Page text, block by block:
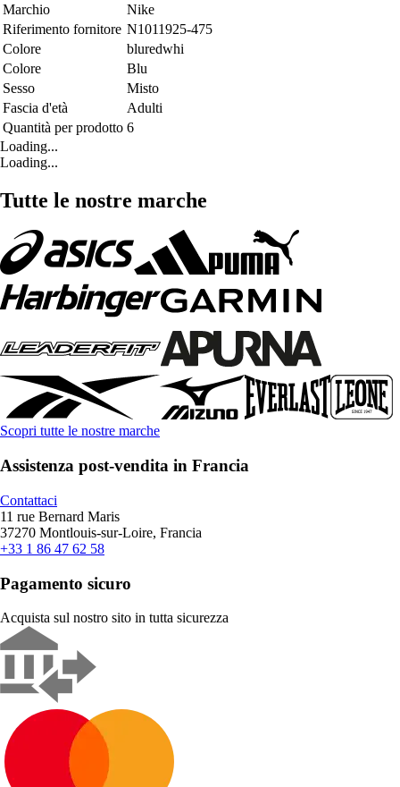
Marchio
Nike
Riferimento fornitore N1011925-475
Colore
bluredwhi
Colore
Blu
Sesso
Misto
Fascia d'età
Adulti
Quantità per prodotto 6
Loading...
Loading...
Tutte le nostre marche
Scopri tutte le nostre marche
Assistenza post-vendita in Francia
Contattaci
11 rue Bernard Maris
37270 Montlouis-sur-Loire, Francia
+33 1 86 47 62 58
Pagamento sicuro
Acquista sul nostro sito in tutta sicurezza